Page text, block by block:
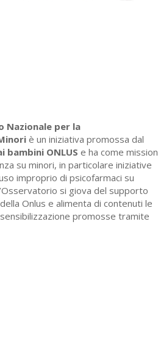
Nazionale per la
è un iniziativa promossa dal
bambini ONLUS e ha come mission
su minori, in particolare iniziative
improprio di psicofarmaci su
si giova del supporto
Onlus e alimenta di contenuti le
promosse tramite